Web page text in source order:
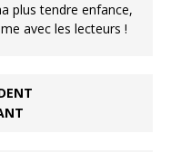
plus tendre enfance,
avec les lecteurs !